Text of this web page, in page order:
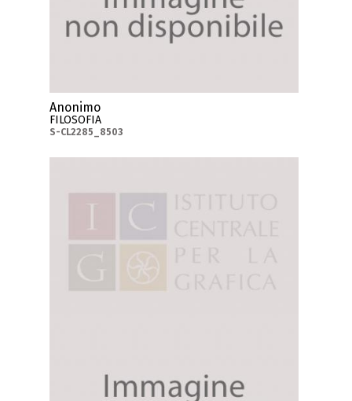
Anonimo
FILOSOFIA
S-CL2285_8503